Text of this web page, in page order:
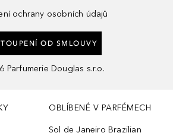
ochrany osobních údajů
OD SMLOUVY
Parfumerie Douglas s.r.o.
OBLÍBENÉ V PARFÉMECH
Sol de Janeiro Brazilian